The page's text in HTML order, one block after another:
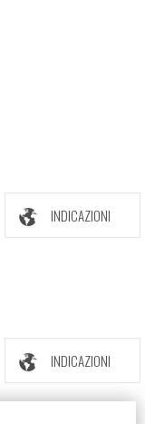
INDICAZIONI
INDICAZIONI